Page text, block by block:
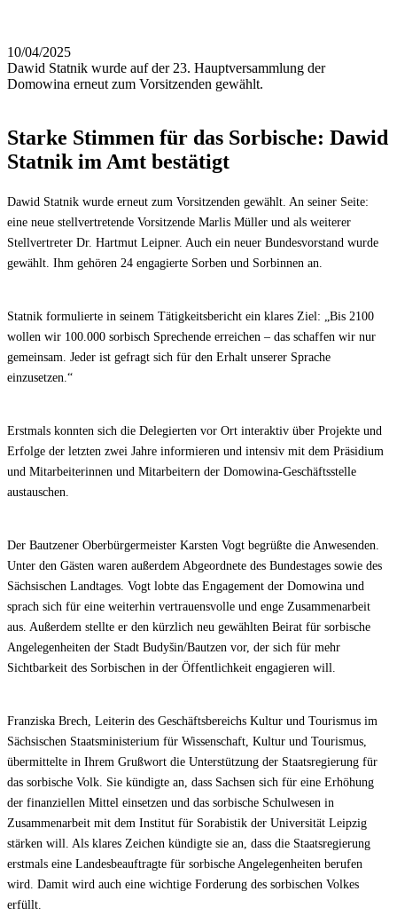
10/04/2025
Dawid Statnik wurde auf der 23. Hauptversammlung der
Domowina erneut zum Vorsitzenden gewählt.
Starke Stimmen für das Sorbische: Dawid
Statnik im Amt bestätigt
Dawid Statnik wurde erneut zum Vorsitzenden gewählt. An seiner Seite:
eine neue stellvertretende Vorsitzende Marlis Müller und als weiterer
Stellvertreter Dr. Hartmut Leipner. Auch ein neuer Bundesvorstand wurde
gewählt. Ihm gehören 24 engagierte Sorben und Sorbinnen an.
Statnik formulierte in seinem Tätigkeitsbericht ein klares Ziel: „Bis 2100
wollen wir 100.000 sorbisch Sprechende erreichen – das schaffen wir nur
gemeinsam. Jeder ist gefragt sich für den Erhalt unserer Sprache
einzusetzen.“
Erstmals konnten sich die Delegierten vor Ort interaktiv über Projekte und
Erfolge der letzten zwei Jahre informieren und intensiv mit dem Präsidium
und Mitarbeiterinnen und Mitarbeitern der Domowina-Geschäftsstelle
austauschen.
Der Bautzener Oberbürgermeister Karsten Vogt begrüßte die Anwesenden.
Unter den Gästen waren außerdem Abgeordnete des Bundestages sowie des
Sächsischen Landtages. Vogt lobte das Engagement der Domowina und
sprach sich für eine weiterhin vertrauensvolle und enge Zusammenarbeit
aus. Außerdem stellte er den kürzlich neu gewählten Beirat für sorbische
Angelegenheiten der Stadt Budyšin/Bautzen vor, der sich für mehr
Sichtbarkeit des Sorbischen in der Öffentlichkeit engagieren will.
Franziska Brech, Leiterin des Geschäftsbereichs Kultur und Tourismus im
Sächsischen Staatsministerium für Wissenschaft, Kultur und Tourismus,
übermittelte in Ihrem Grußwort die Unterstützung der Staatsregierung für
das sorbische Volk. Sie kündigte an, dass Sachsen sich für eine Erhöhung
der finanziellen Mittel einsetzen und das sorbische Schulwesen in
Zusammenarbeit mit dem Institut für Sorabistik der Universität Leipzig
stärken will. Als klares Zeichen kündigte sie an, dass die Staatsregierung
erstmals eine Landesbeauftragte für sorbische Angelegenheiten berufen
wird. Damit wird auch eine wichtige Forderung des sorbischen Volkes
erfüllt.